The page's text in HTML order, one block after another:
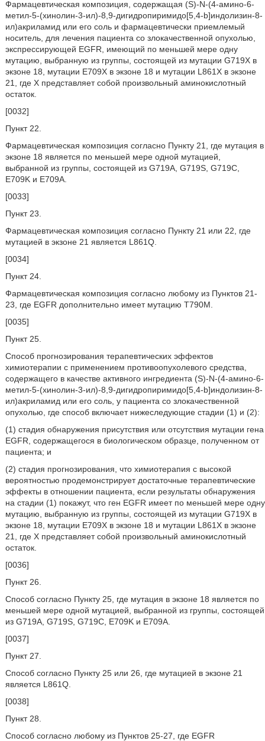
Фармацевтическая композиция, содержащая (S)-N-(4-амино-6-
метил-5-(хинолин-3-ил)-8,9-дигидропиримидо[5,4-b]индолизин-8-
ил)акриламид или его соль и фармацевтически приемлемый
носитель, для лечения пациента со злокачественной опухолью,
экспрессирующей EGFR, имеющий по меньшей мере одну
мутацию, выбранную из группы, состоящей из мутации G719X в
экзоне 18, мутации E709X в экзоне 18 и мутации L861X в экзоне
21, где X представляет собой произвольный аминокислотный
остаток.
[0032]
Пункт 22.
Фармацевтическая композиция согласно Пункту 21, где мутация в
экзоне 18 является по меньшей мере одной мутацией,
выбранной из группы, состоящей из G719A, G719S, G719C,
E709K и E709A.
[0033]
Пункт 23.
Фармацевтическая композиция согласно Пункту 21 или 22, где
мутацией в экзоне 21 является L861Q.
[0034]
Пункт 24.
Фармацевтическая композиция согласно любому из Пунктов 21-
23, где EGFR дополнительно имеет мутацию T790M.
[0035]
Пункт 25.
Способ прогнозирования терапевтических эффектов
химиотерапии с применением противоопухолевого средства,
содержащего в качестве активного ингредиента (S)-N-(4-амино-6-
метил-5-(хинолин-3-ил)-8,9-дигидропиримидо[5,4-b]индолизин-8-
ил)акриламид или его соль, у пациента со злокачественной
опухолью, где способ включает нижеследующие стадии (1) и (2):
(1) стадия обнаружения присутствия или отсутствия мутации гена
EGFR, содержащегося в биологическом образце, полученном от
пациента; и
(2) стадия прогнозирования, что химиотерапия с высокой
вероятностью продемонстрирует достаточные терапевтические
эффекты в отношении пациента, если результаты обнаружения
на стадии (1) покажут, что ген EGFR имеет по меньшей мере одну
мутацию, выбранную из группы, состоящей из мутации G719X в
экзоне 18, мутации E709X в экзоне 18 и мутации L861X в экзоне
21, где X представляет собой произвольный аминокислотный
остаток.
[0036]
Пункт 26.
Способ согласно Пункту 25, где мутация в экзоне 18 является по
меньшей мере одной мутацией, выбранной из группы, состоящей
из G719A, G719S, G719C, E709K и E709A.
[0037]
Пункт 27.
Способ согласно Пункту 25 или 26, где мутацией в экзоне 21
является L861Q.
[0038]
Пункт 28.
Способ согласно любому из Пунктов 25-27, где EGFR